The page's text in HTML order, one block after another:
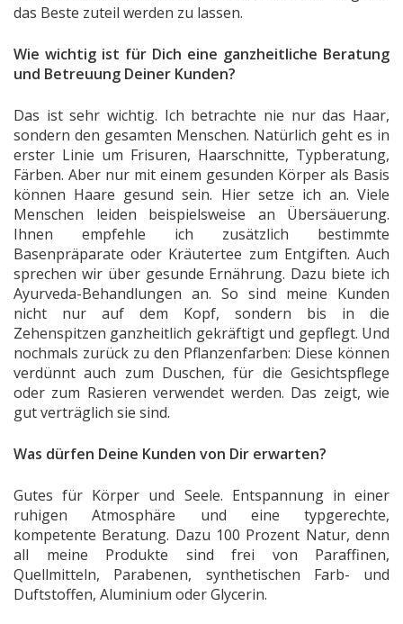
das Beste zuteil werden zu lassen.
Wie wichtig ist für Dich eine ganzheitliche Beratung
und Betreuung Deiner Kunden?
Das ist sehr wichtig. Ich betrachte nie nur das Haar,
sondern den gesamten Menschen. Natürlich geht es in
erster Linie um Frisuren, Haarschnitte, Typberatung,
Färben. Aber nur mit einem gesunden Körper als Basis
können Haare gesund sein. Hier setze ich an. Viele
Menschen leiden beispielsweise an Übersäuerung.
Ihnen empfehle ich zusätzlich bestimmte
Basenpräparate oder Kräutertee zum Entgiften. Auch
sprechen wir über gesunde Ernährung. Dazu biete ich
Ayurveda-Behandlungen an. So sind meine Kunden
nicht nur auf dem Kopf, sondern bis in die
Zehenspitzen ganzheitlich gekräftigt und gepflegt. Und
nochmals zurück zu den Pflanzenfarben: Diese können
verdünnt auch zum Duschen, für die Gesichtspflege
oder zum Rasieren verwendet werden. Das zeigt, wie
gut verträglich sie sind.
Was dürfen Deine Kunden von Dir erwarten?
Gutes für Körper und Seele. Entspannung in einer
ruhigen Atmosphäre und eine typgerechte,
kompetente Beratung. Dazu 100 Prozent Natur, denn
all meine Produkte sind frei von Paraffinen,
Quellmitteln, Parabenen, synthetischen Farb- und
Duftstoffen, Aluminium oder Glycerin.